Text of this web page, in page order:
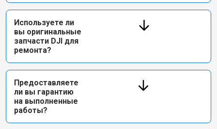
Используете ли
вы оригинальные
запчасти DJI для
ремонта?
Предоставляете
ли вы гарантию
на выполненные
работы?